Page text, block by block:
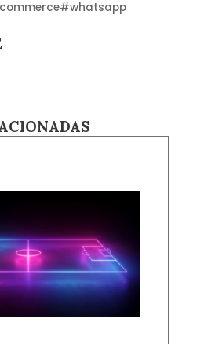
#whatsapp